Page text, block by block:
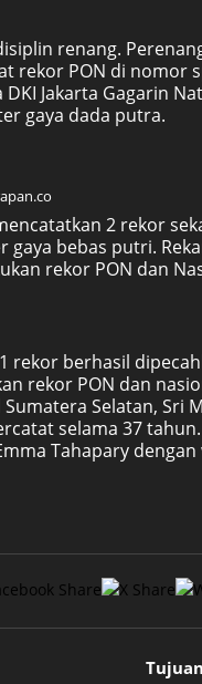
renang.
rekor PON di nomor
Jakarta Gagarin
gaya dada putra.
2 rekor
bebas putri.
rekor PON dan
rekor berhasil
rekor PON dan
Selatan, Sri
selama 37
Tahapary dengan